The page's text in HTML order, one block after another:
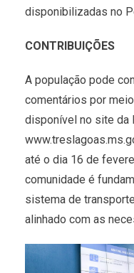
disponibilizadas no
CONTRIBUIÇÕES
A população pode
comentários por
disponível no site da
até o dia 16 de
comunidade é
sistema de
alinhado com as